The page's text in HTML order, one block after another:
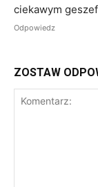
ciekawym
Odpowiedz
ZOSTAW